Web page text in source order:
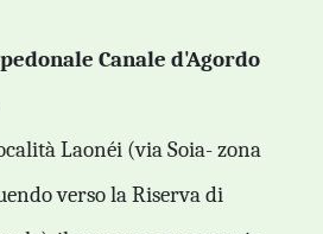
Canale d'Agordo
Laonéi (via Soia- zona
verso la Riserva di